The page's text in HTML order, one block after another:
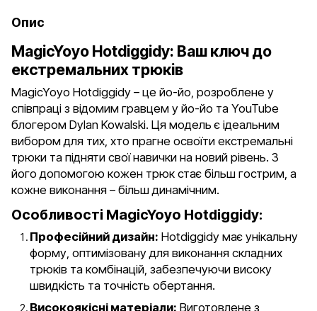
Опис
MagicYoyo Hotdiggidy: Ваш ключ до
екстремальних трюків
MagicYoyo Hotdiggidy – це йо-йо, розроблене у
співпраці з відомим гравцем у йо-йо та YouTube
блогером Dylan Kowalski. Ця модель є ідеальним
вибором для тих, хто прагне освоїти екстремальні
трюки та підняти свої навички на новий рівень. З
його допомогою кожен трюк стає більш гострим, а
кожне виконання – більш динамічним.
Особливості MagicYoyo Hotdiggidy:
Професійний дизайн: Hotdiggidy має унікальну
форму, оптимізовану для виконання складних
трюків та комбінацій, забезпечуючи високу
швидкість та точність обертання.
Високоякісні матеріали: Виготовлене з